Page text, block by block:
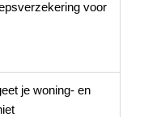
voor
je woning- en